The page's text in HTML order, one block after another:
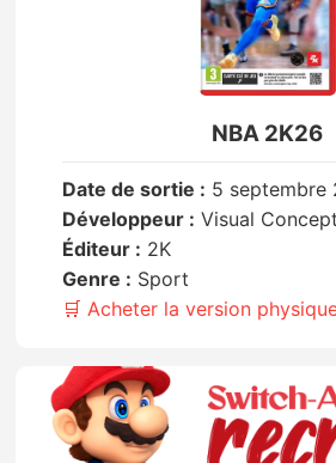
NBA 2K26
Date de sortie : 5 septembre
Développeur : Visual
Éditeur : 2K
Genre : Sport
🛒 Acheter la version